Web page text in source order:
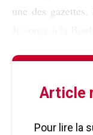
une des
Article
Pour lire la